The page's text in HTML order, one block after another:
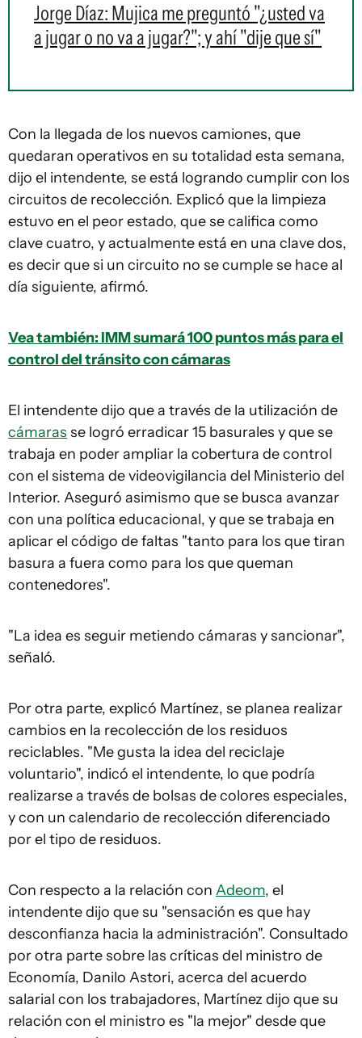
Jorge Díaz: Mujica me preguntó "¿usted va
a jugar o no va a jugar?"; y ahí "dije que sí"
Con la llegada de los nuevos camiones, que
quedaran operativos en su totalidad esta semana,
dijo el intendente, se está logrando cumplir con los
circuitos de recolección. Explicó que la limpieza
estuvo en el peor estado, que se califica como
clave cuatro, y actualmente está en una clave dos,
es decir que si un circuito no se cumple se hace al
día siguiente, afirmó.
Vea también: IMM sumará 100 puntos más para el
control del tránsito con cámaras
El intendente dijo que a través de la utilización de
cámaras se logró erradicar 15 basurales y que se
trabaja en poder ampliar la cobertura de control
con el sistema de videovigilancia del Ministerio del
Interior. Aseguró asimismo que se busca avanzar
con una política educacional, y que se trabaja en
aplicar el código de faltas "tanto para los que tiran
basura a fuera como para los que queman
contenedores".
"La idea es seguir metiendo cámaras y sancionar",
señaló.
Por otra parte, explicó Martínez, se planea realizar
cambios en la recolección de los residuos
reciclables. "Me gusta la idea del reciclaje
voluntario", indicó el intendente, lo que podría
realizarse a través de bolsas de colores especiales,
y con un calendario de recolección diferenciado
por el tipo de residuos.
Con respecto a la relación con Adeom, el
intendente dijo que su "sensación es que hay
desconfianza hacia la administración". Consultado
por otra parte sobre las críticas del ministro de
Economía, Danilo Astori, acerca del acuerdo
salarial con los trabajadores, Martínez dijo que su
relación con el ministro es "la mejor" desde que